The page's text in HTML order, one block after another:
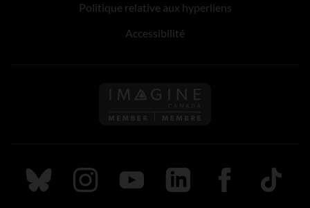
Politique relative aux hyperliens
Accessibilité
Suivez nous sur Bluesky
Suivez nous sur Instagram
Suivez nous sur Youtube
Suivez nous sur LinkedIn
Suivez nous sur
TikTok